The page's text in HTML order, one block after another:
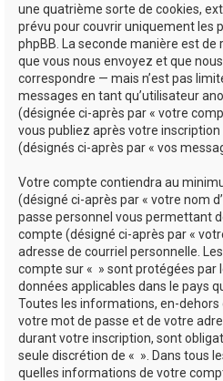
une quatrième sorte de cookies,
prévu pour couvrir uniquement les
phpBB. La seconde manière est
que vous nous envoyez et que
correspondre — mais n’est pas
messages en tant qu’utilisateur
(désignée ci-après par « votre
vous publiez après votre
(désignés ci-après par « vos
Votre compte contiendra au
(désigné ci-après par « votre nom
passe personnel vous permettant
compte (désigné ci-après par «
adresse de courriel personnelle.
compte sur « » sont protégées par
données applicables dans le pays
Toutes les informations, en-dehors
votre mot de passe et de votre
durant votre inscription, sont
seule discrétion de « ». Dans tous
quelles informations de votre